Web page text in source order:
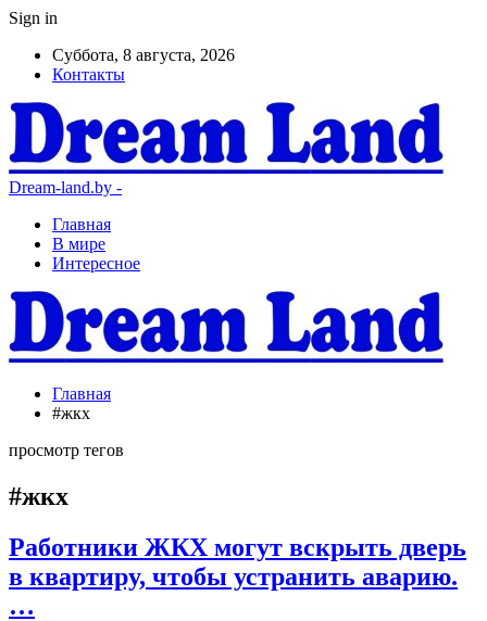
Sign in
Суббота, 8 августа, 2026
Контакты
Dream-land.by -
Главная
В мире
Интересное
Главная
#жкх
просмотр тегов
#жкх
Работники ЖКХ могут вскрыть дверь
в квартиру, чтобы устранить аварию.
…